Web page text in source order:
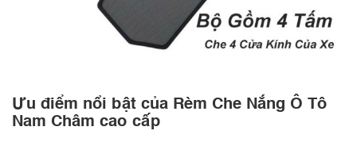
Ưu điểm nổi bật của Rèm Che Nắng Ô Tô
Nam Châm cao cấp